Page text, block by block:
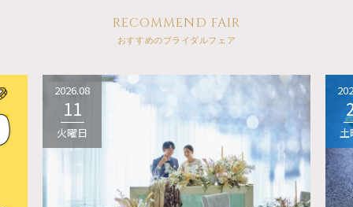
RECOMMEND FAIR
おすすめのブライダルフェア
2026.08
11
火曜日 土